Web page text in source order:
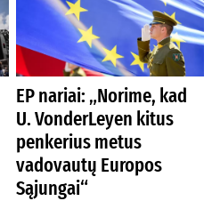
EP nariai: „Norime, kad
U. VonderLeyen kitus
penkerius metus
vadovautų Europos
Sąjungai“